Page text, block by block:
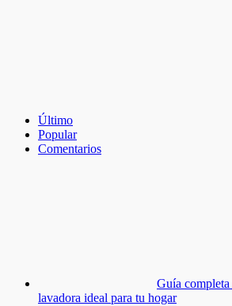
Último
Popular
Comentarios
Guía completa
lavadora ideal para tu hogar